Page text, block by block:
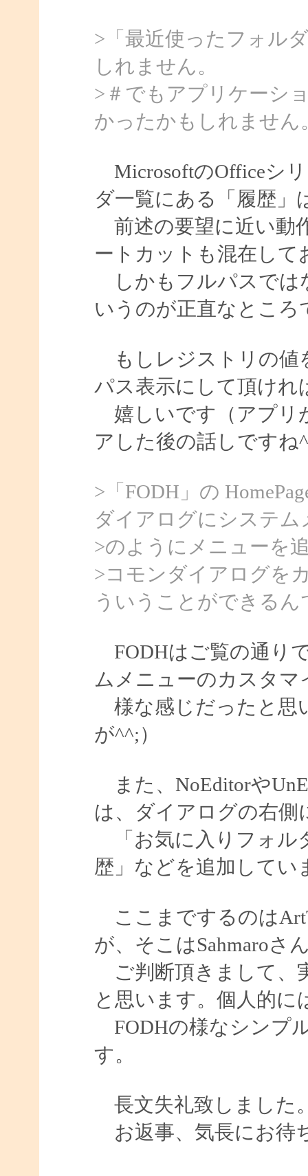
>「最近使ったフォル
しれません。
>＃でもアプリケーシ
かったかもしれません
MicrosoftのOfficeシ
ダ一覧にある「履歴」
前述の要望に近い動
ートカットも混在して
しかもフルパスでは
いうのが正直なところ
もしレジストリの値
パス表示にして頂けれ
嬉しいです（アプリ
アした後の話しですね
>「FODH」の
ダイアログにシステム
>のようにメニューを
>コモンダイアログを
ういうことができるん
FODHはご覧の通り
ムメニューのカスタマ
様な感じだったと思
が^^;）
また、NoEditorや
は、ダイアログの右側
「お気に入りフォル
歴」などを追加してい
ここまでするのは
が、そこはSahmaroさ
ご判断頂きまして、
と思います。個人的に
FODHの様なシンプ
す。
長文失礼致しました
お返事、気長にお待